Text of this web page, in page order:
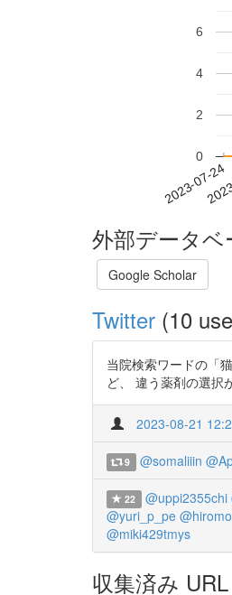
2023-07-24
0
2
4
6
外部データベ
Google Scholar
Twitter (10
当院検索ワードの「
ど、 違う薬剤の選択
2023-08-21
9 @somaliiin
22 @uppi2355chi
@yuri_p_pe
@miki429tmys
収集済み